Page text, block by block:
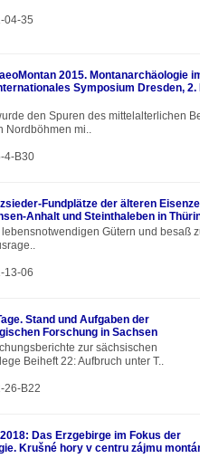
04-35
2015. Montanarchäologie
Symposium Dresden, 2.
den Spuren des mittelalterlichen
Nordböhmen mi..
4-B30
Fundplätze der älteren
Anhalt und Steinthaleben in
Gütern und besaß
13-06
Stand und Aufgaben der
Forschung in Sachsen
zur sächsischen
Beiheft 22: Aufbruch unter T..
26-B22
Das Erzgebirge im Fokus der
Krušné hory v centru zájmu